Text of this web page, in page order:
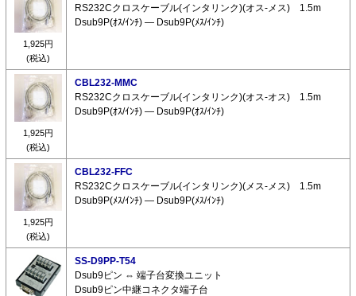
1,925円
(税込)
RS232Cクロスケーブル(インタリンク)(オス-メス) 1.5m
Dsub9P(ｵｽ/ｲﾝﾁ) ― Dsub9P(ﾒｽ/ｲﾝﾁ)
1,925円
(税込)
CBL232-MMC
RS232Cクロスケーブル(インタリンク)(オス-オス) 1.5m
Dsub9P(ｵｽ/ｲﾝﾁ) ― Dsub9P(ｵｽ/ｲﾝﾁ)
1,925円
(税込)
CBL232-FFC
RS232Cクロスケーブル(インタリンク)(メス-メス) 1.5m
Dsub9P(ﾒｽ/ｲﾝﾁ) ― Dsub9P(ﾒｽ/ｲﾝﾁ)
SS-D9PP-T54
Dsub9ピン ⇔ 端子台変換ユニット
Dsub9ピン中継コネクタ端子台